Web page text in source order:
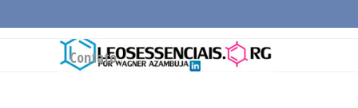
Contato